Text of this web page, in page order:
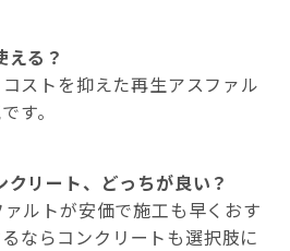
る？
ストを抑えた再生アスファル
す。
リート、どっちが良い？
ルトが安価で施工も早くおす
ならコンクリートも選択肢に